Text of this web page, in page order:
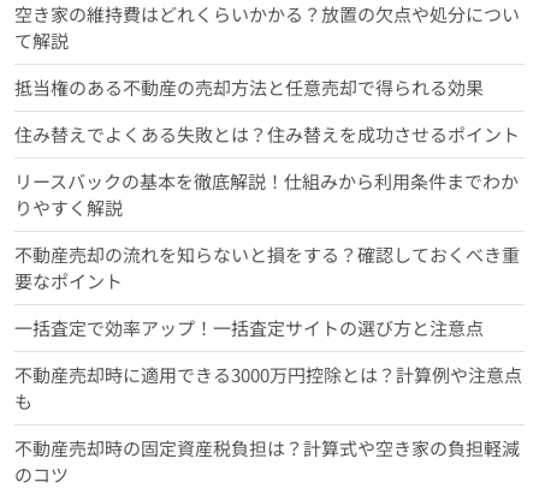
空き家の維持費はどれくらいかかる？放置の欠点や処分につい
て解説
抵当権のある不動産の売却方法と任意売却で得られる効果
住み替えでよくある失敗とは？住み替えを成功させるポイント
リースバックの基本を徹底解説！仕組みから利用条件までわか
りやすく解説
不動産売却の流れを知らないと損をする？確認しておくべき重
要なポイント
一括査定で効率アップ！一括査定サイトの選び方と注意点
不動産売却時に適用できる3000万円控除とは？計算例や注意点
も
不動産売却時の固定資産税負担は？計算式や空き家の負担軽減
のコツ